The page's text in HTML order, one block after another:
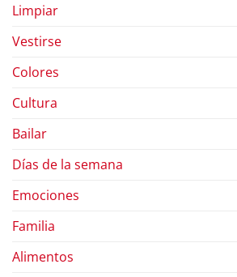
Limpiar
Vestirse
Colores
Cultura
Bailar
Días de la semana
Emociones
Familia
Alimentos